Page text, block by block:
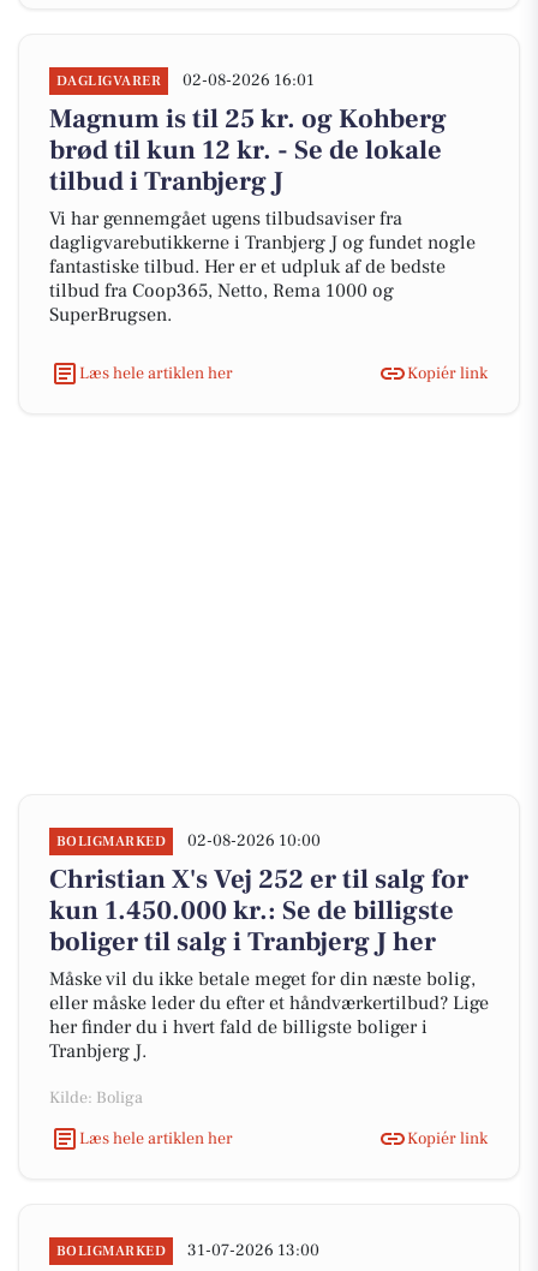
DAGLIGVARER 02-08-2026 16:01
Magnum is til 25 kr. og Kohberg
brød til kun 12 kr. - Se de lokale
tilbud i Tranbjerg J
Vi har gennemgået ugens tilbudsaviser fra
dagligvarebutikkerne i Tranbjerg J og fundet nogle
fantastiske tilbud. Her er et udpluk af de bedste
tilbud fra Coop365, Netto, Rema 1000 og
SuperBrugsen.
Læs hele artiklen her Kopiér link
BOLIGMARKED 02-08-2026 10:00
Christian X's Vej 252 er til salg for
kun 1.450.000 kr.: Se de billigste
boliger til salg i Tranbjerg J her
Måske vil du ikke betale meget for din næste bolig,
eller måske leder du efter et håndværkertilbud? Lige
her finder du i hvert fald de billigste boliger i
Tranbjerg J.
Kilde: Boliga
Læs hele artiklen her
Kopiér link
BOLIGMARKED 31-07-2026 13:00